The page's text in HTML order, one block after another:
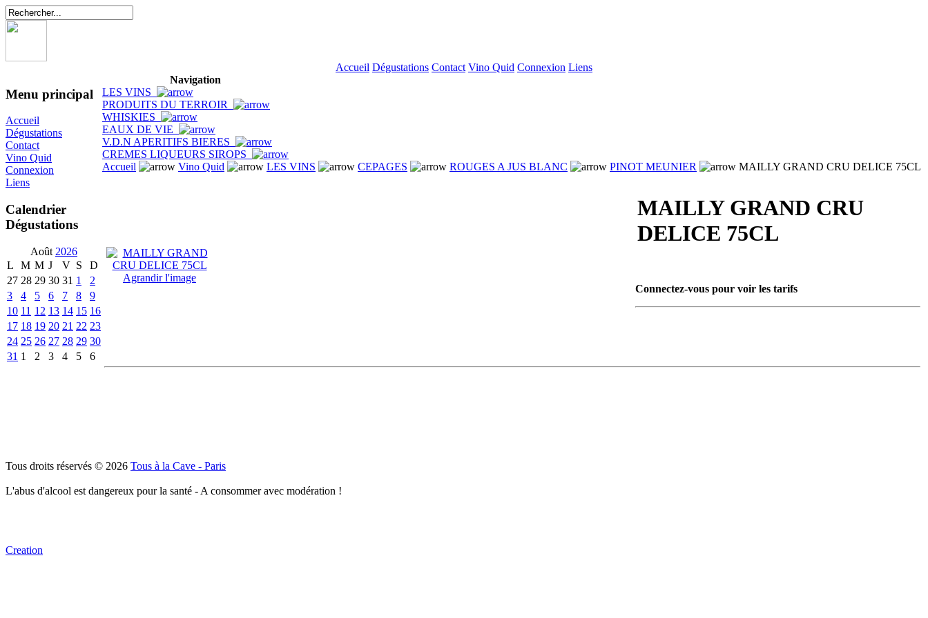
Accueil Dégustations Contact Vino Quid Connexion Liens
Menu principal
Accueil
Dégustations
Contact
Vino Quid
Connexion
Liens
Calendrier
Dégustations
Août 2026
L
M M J V S
D
27 28 29 30 31 1
2
3
4 5 6 7 8
9
10 11 12 13 14 15 16
17 18 19 20 21 22 23
24 25 26 27 28 29 30
31 1 2 3 4 5 6
Navigation
LES VINS
PRODUITS DU TERROIR
WHISKIES
EAUX DE VIE
V.D.N APERITIFS BIERES
CREMES LIQUEURS SIROPS
Accueil
Vino Quid LES VINS CEPAGES ROUGES A JUS BLANC PINOT MEUNIER MAILLY GRAND CRU DELICE 75CL
Agrandir l'image
MAILLY GRAND CRU
DELICE 75CL
Connectez-vous pour voir les tarifs
Tous droits réservés © 2026 Tous à la Cave - Paris
L'abus d'alcool est dangereux pour la santé - A consommer avec modération !
Creation